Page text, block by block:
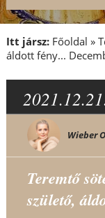
Itt jársz: Főoldal »
áldott fény...
Wieber
Teremtő
születő,